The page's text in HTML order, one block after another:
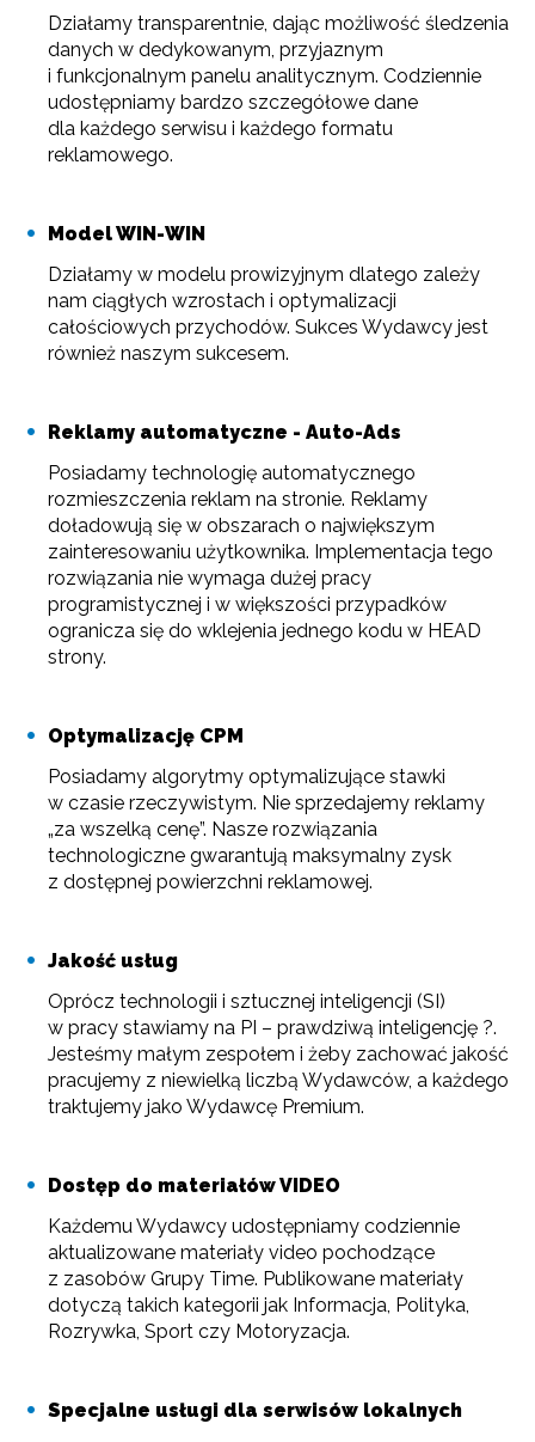
Działamy transparentnie, dając możliwość śledzenia
danych w dedykowanym, przyjaznym
i funkcjonalnym panelu analitycznym. Codziennie
udostępniamy bardzo szczegółowe dane
dla każdego serwisu i każdego formatu
reklamowego.
Model WIN-WIN
Działamy w modelu prowizyjnym dlatego zależy
nam ciągłych wzrostach i optymalizacji
całościowych przychodów. Sukces Wydawcy jest
również naszym sukcesem.
Reklamy automatyczne - Auto-Ads
Posiadamy technologię automatycznego
rozmieszczenia reklam na stronie. Reklamy
doładowują się w obszarach o największym
zainteresowaniu użytkownika. Implementacja tego
rozwiązania nie wymaga dużej pracy
programistycznej i w większości przypadków
ogranicza się do wklejenia jednego kodu w HEAD
strony.
Optymalizację CPM
Posiadamy algorytmy optymalizujące stawki
w czasie rzeczywistym. Nie sprzedajemy reklamy
„za wszelką cenę”. Nasze rozwiązania
technologiczne gwarantują maksymalny zysk
z dostępnej powierzchni reklamowej.
Jakość usług
Oprócz technologii i sztucznej inteligencji (SI)
w pracy stawiamy na PI – prawdziwą inteligencję ?.
Jesteśmy małym zespołem i żeby zachować jakość
pracujemy z niewielką liczbą Wydawców, a każdego
traktujemy jako Wydawcę Premium.
Dostęp do materiałów VIDEO
Każdemu Wydawcy udostępniamy codziennie
aktualizowane materiały video pochodzące
z zasobów Grupy Time. Publikowane materiały
dotyczą takich kategorii jak Informacja, Polityka,
Rozrywka, Sport czy Motoryzacja.
Specjalne usługi dla serwisów lokalnych